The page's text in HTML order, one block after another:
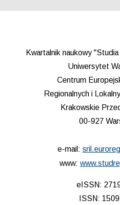
Kwartalnik naukowy
Uniwersytet
Centrum
Regionalnych i
Krakowskie
00-927
e-mail:
www:
eISSN:
ISSN: